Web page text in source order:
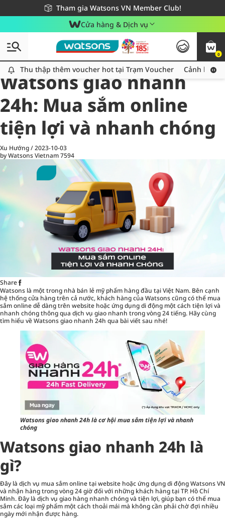
Tham gia Watsons VN Member Club!
Miễn phí giao hàng cho đơn hàng từ 249,000Đ
Giao hàng nhanh 24h - Áp dụng khu vực TP. Hồ Chí Minh
Cửa hàng & Dịch vụ
0
Thu thập thêm voucher hot tại Trạm Voucher
Thu thập thêm voucher hot tại Trạm Voucher Cảnh báo
All
Chăm Sóc Cá Nhân
Watsons giao nhanh
24h: Mua sắm online
tiện lợi và nhanh chóng
Xu Hướng/2023-10-03
by Watsons Vietnam7594
Share
Watsons là một trong nhà bán lẻ mỹ phẩm hàng đầu tại Việt Nam. Bên cạnh
hệ thống cửa hàng trên cả nước, khách hàng của Watsons cũng có thể mua
sắm online dễ dàng trên website hoặc ứng dụng di động một cách tiện lợi và
nhanh chóng thông qua dịch vụ giao nhanh trong vòng 24 tiếng. Hãy cùng
tìm hiểu về Watsons giao nhanh 24h qua bài viết sau nhé!
Watsons giao nhanh 24h là cơ hội mua sắm tiện lợi và nhanh
chóng
Watsons giao nhanh 24h là
gì?
Đây là dịch vụ mua sắm online tại website hoặc ứng dụng di động Watsons VN
và nhận hàng trong vòng 24 giờ đối với những khách hàng tại TP. Hồ Chí
Minh. Đây là dịch vụ giao hàng nhanh chóng và tiện lợi, giúp bạn có thể mua
sắm các loại mỹ phẩm một cách thoải mái mà không cần phải chờ đợi nhiều
ngày mới nhận được hàng.